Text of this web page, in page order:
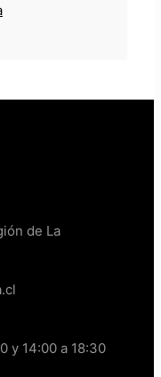
de La
y 14:00 a 18:30